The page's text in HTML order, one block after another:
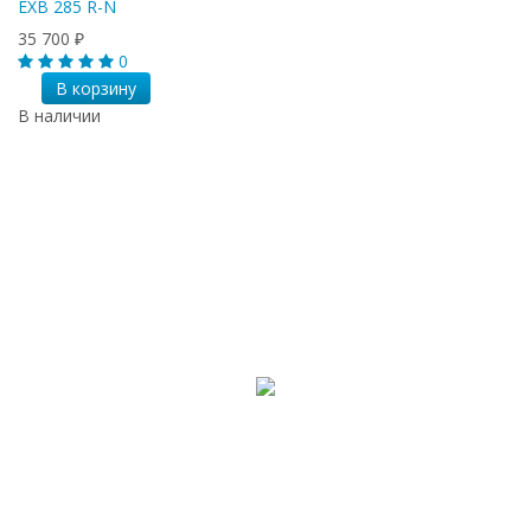
EXB 285 R-N
35 700 ₽
0
В корзину
В наличии